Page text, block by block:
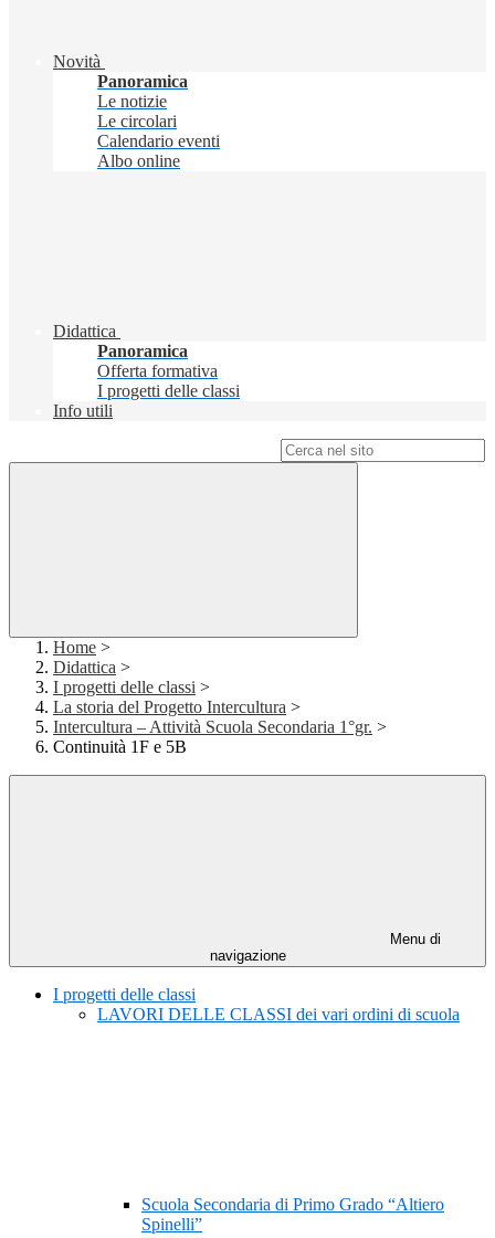
Novità
Panoramica
Le notizie
Le circolari
Calendario eventi
Albo online
Didattica
Panoramica
Offerta formativa
I progetti delle classi
Info utili
Home >
Didattica >
I progetti delle classi >
La storia del Progetto Intercultura >
Intercultura – Attività Scuola Secondaria 1°gr. >
Continuità 1F e 5B
Menu di
navigazione
I progetti delle classi
LAVORI DELLE CLASSI dei vari ordini di scuola
Scuola Secondaria di Primo Grado “Altiero
Spinelli”